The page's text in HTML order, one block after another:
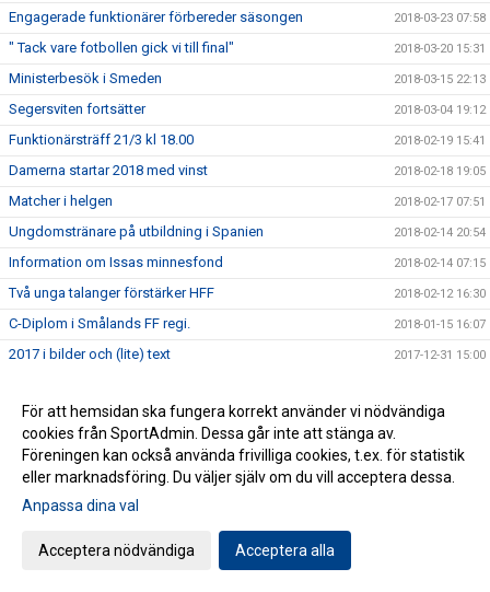
Engagerade funktionärer förbereder säsongen 2018-03-23 07:58
" Tack vare fotbollen gick vi till final" 2018-03-20 15:31
Ministerbesök i Smeden 2018-03-15 22:13
Segersviten fortsätter 2018-03-04 19:12
Funktionärsträff 21/3 kl 18.00 2018-02-19 15:41
Damerna startar 2018 med vinst 2018-02-18 19:05
Matcher i helgen 2018-02-17 07:51
Ungdomstränare på utbildning i Spanien 2018-02-14 20:54
Information om Issas minnesfond 2018-02-14 07:15
Två unga talanger förstärker HFF 2018-02-12 16:30
C-Diplom i Smålands FF regi. 2018-01-15 16:07
2017 i bilder och (lite) text 2017-12-31 15:00
Boka din drömresa med HFF:s nya samarbetspartner 2017-12-13 18:37
Läsglädje ger spelglädje 2017-12-08 06:00
Medlemsutskick 2017-12-06 08:57
Positivt och lärorikt för ungdomsledarna.
[HFF 30 ÅR] Branden på Vapenvallen
Värdiga pristagare på Fotbollsgalan
För att hemsidan ska fungera korrekt använder vi nödvändiga
cookies från SportAdmin. Dessa går inte att stänga av.
Föreningen kan också använda frivilliga cookies, t.ex. för statistik
eller marknadsföring. Du väljer själv om du vill acceptera dessa.
Anpassa dina val
Acceptera nödvändiga Acceptera alla